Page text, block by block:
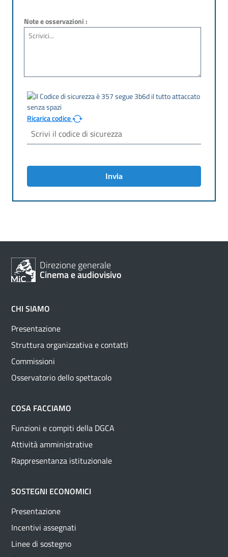
Note e osservazioni :
Ricarica codice
Invia
Direzione generale
Cinema e audiovisivo
CHI SIAMO
Presentazione
Struttura organizzativa e contatti
Commissioni
Osservatorio dello spettacolo
COSA FACCIAMO
Funzioni e compiti della DGCA
Attività amministrative
Rappresentanza istituzionale
SOSTEGNI ECONOMICI
Presentazione
Incentivi assegnati
Linee di sostegno